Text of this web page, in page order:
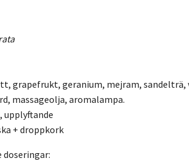
grapefrukt, geranium, mejram, sandelträ,
massageolja, aromalampa.
upplyftande
+ droppkork
doseringar: